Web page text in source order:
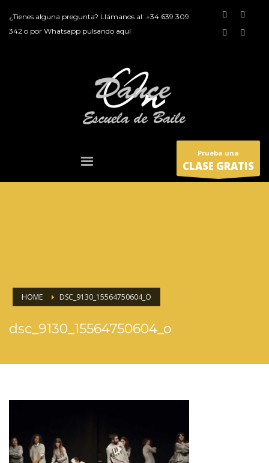
¿Tienes alguna pregunta? Llámanos al: +34 639 309
342 o por Whatsapp pulsando aquí
Prueba una
CLASE GRATIS
HOME DSC_9130_15564750604_O
dsc_9130_15564750604_o